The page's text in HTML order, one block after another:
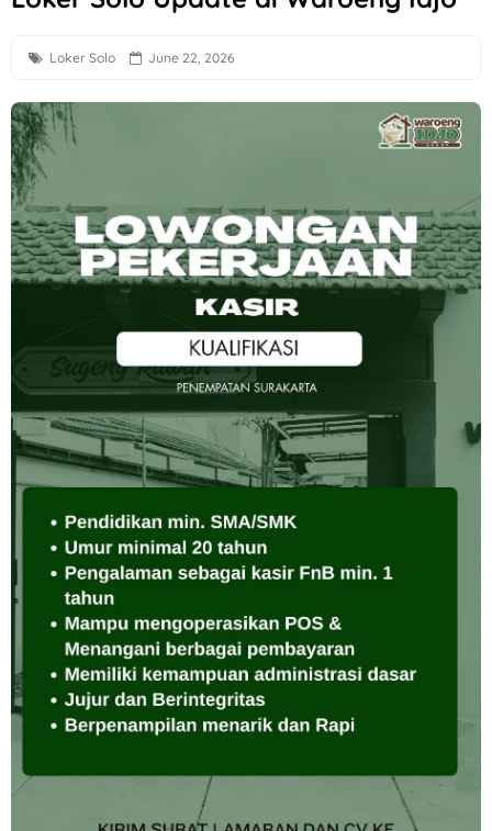
Loker Bali Driver, Helper, Admin Cabang & Backup di PT
Loker Agustus 2026 di Astra Daihatsu Klaten & Solo
Lowongan Kerja F&B Solo dan Sukoharjo di Es Teh Mas
Loker Solo Bulan Agustus 2026 di Kosi Kost
Loker Pabrik Pipa PVC Sukoharjo di PT Damai Global
Lowongan Kerja 10 Posisi di Candi Elektronik Sukoharjo
Loker Digital Marketing Sukoharjo di PT Elvas Grafika
Loker Sukoharjo 5 Posisi CV Tiga Likuid Plastindo & PT
Loker QC, PPIC, Operator Flexo di PT Quark Quality Pack
Loker Solo June 22, 2026